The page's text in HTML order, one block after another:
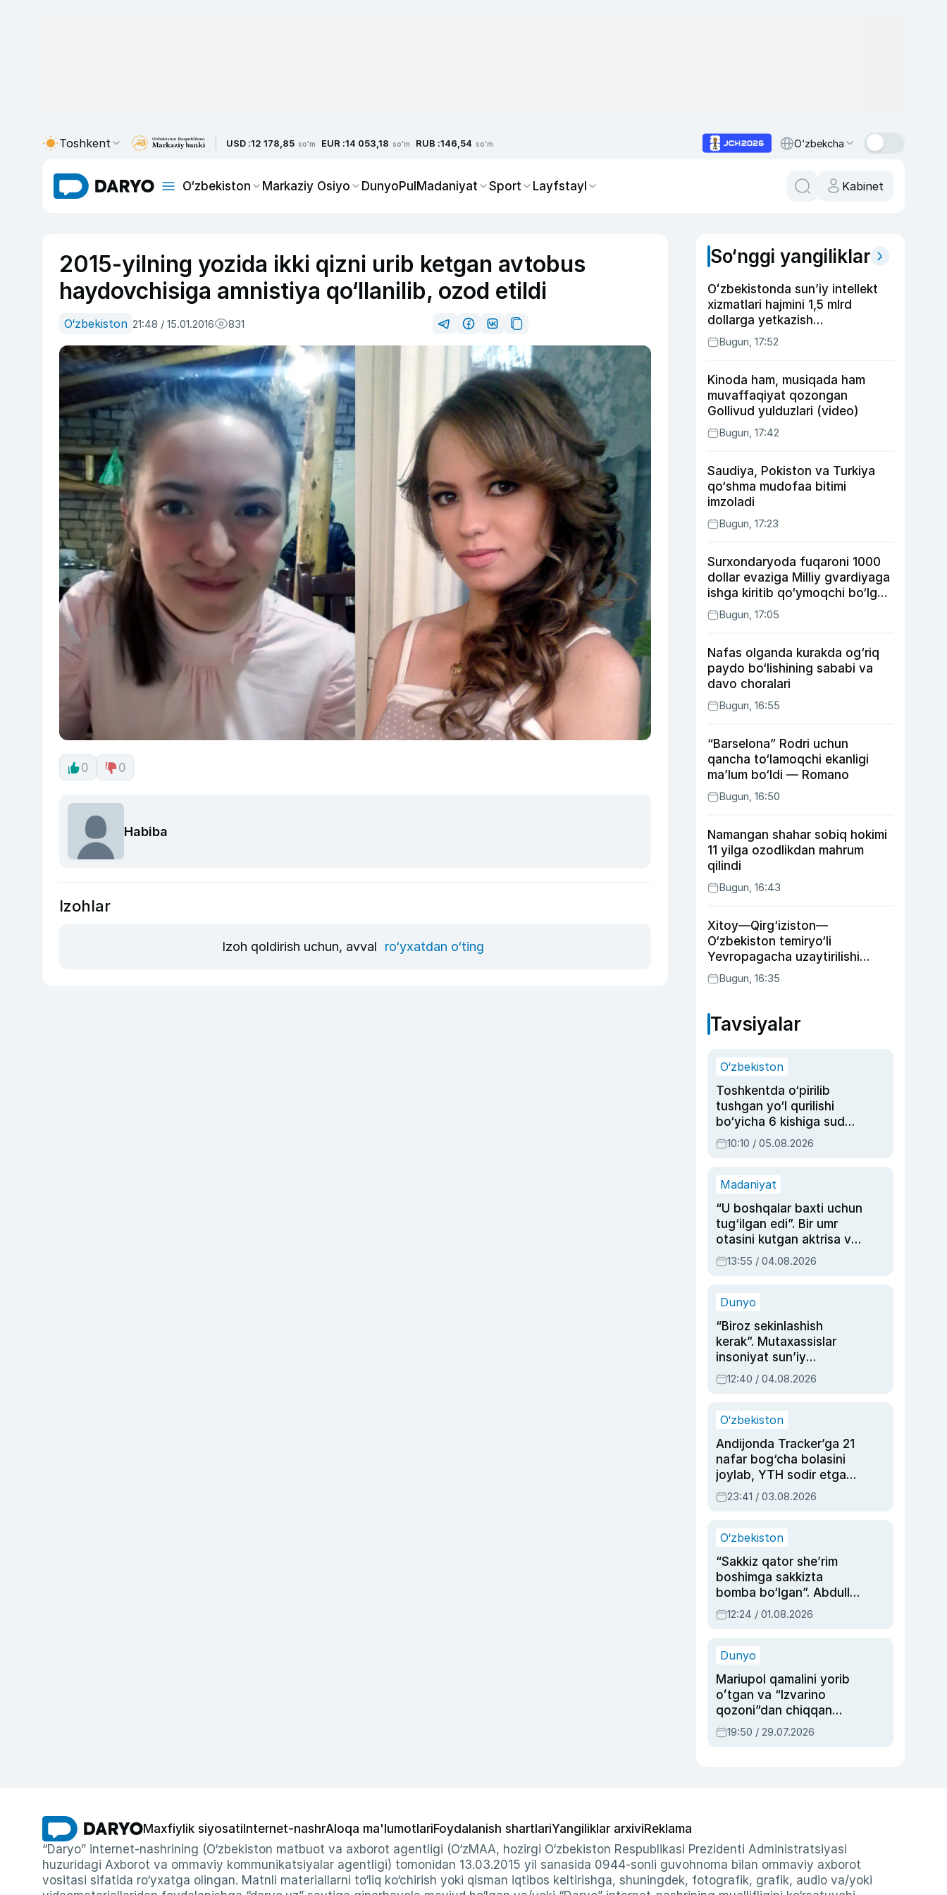
Toshkent USD :12 178,85 so'm EUR :14 053,18 so'm RUB :146,54 so'm O‘zbekcha
O‘zbekiston Markaziy Osiyo DunyoPulMadaniyat Sport Layfstayl Kabinet
2015-yilning yozida ikki qizni urib ketgan avtobus
haydovchisiga amnistiya qo‘llanilib, ozod etildi
O‘zbekiston 21:48 / 15.01.2016 831
0 0
Habiba
Izohlar
Izoh qoldirish uchun, avval ro‘yxatdan o‘ting
So‘nggi yangiliklar
Oʻzbekistonda sunʼiy intellekt
xizmatlari hajmini 1,5 mlrd
dollarga yetkazish
rejalashtirilmoqda
Bugun, 17:52
Kinoda ham, musiqada ham
muvaffaqiyat qozongan
Gollivud yulduzlari (video)
Bugun, 17:42
Saudiya, Pokiston va Turkiya
qo‘shma mudofaa bitimi
imzoladi
Bugun, 17:23
Surxondaryoda fuqaroni 1000
dollar evaziga Milliy gvardiyaga
ishga kiritib qo‘ymoqchi bo‘lgan
shaxs ushlandi
Bugun, 17:05
Nafas olganda kurakda og‘riq
paydo bo‘lishining sababi va
davo choralari
Bugun, 16:55
“Barselona” Rodri uchun
qancha to‘lamoqchi ekanligi
ma’lum bo‘ldi — Romano
Bugun, 16:50
Namangan shahar sobiq hokimi
11 yilga ozodlikdan mahrum
qilindi
Bugun, 16:43
Xitoy—Qirg‘iziston—
O‘zbekiston temiryo‘li
Yevropagacha uzaytirilishi
mumkin
Bugun, 16:35
Tavsiyalar
O‘zbekiston
Toshkentda o‘pirilib
tushgan yo‘l qurilishi
bo‘yicha 6 kishiga sud
hukmi o‘qildi
10:10 / 05.08.2026
Madaniyat
“U boshqalar baxti uchun
tug‘ilgan edi”. Bir umr
otasini kutgan aktrisa va
dublyaj ustasi Rimma
Ahmedovaning
13:55 / 04.08.2026
Dunyo
“Biroz sekinlashish
kerak”. Mutaxassislar
insoniyat sun’iy
intellektni boshqara
olmay qolishidan xavotir
12:40 / 04.08.2026
O‘zbekiston
Andijonda Tracker’ga 21
nafar bog‘cha bolasini
joylab, YTH sodir etgan
ayolga sud hukmi o‘qildi
23:41 / 03.08.2026
O‘zbekiston
“Sakkiz qator she’rim
boshimga sakkizta
bomba bo‘lgan”. Abdulla
Oripovni siyosiy
ayblovlardan asrab
12:24 / 01.08.2026
Dunyo
Mariupol qamalini yorib
oʻtgan va “Izvarino
qozoni”dan chiqqan
qahramon — Ukraina
armiyasi bosh
19:50 / 29.07.2026
Maxfiylik siyosati Internet-nashrAloqa ma'lumotlariFoydalanish shartlariYangiliklar arxiviReklama
“Daryo” internet-nashrining (O‘zbekiston matbuot va axborot agentligi (O‘zMAA, hozirgi O‘zbekiston Respublikasi Prezidenti Administratsiyasi
huzuridagi Axborot va ommaviy kommunikatsiyalar agentligi) tomonidan 13.03.2015 yil sanasida 0944-sonli guvohnoma bilan ommaviy axborot
vositasi sifatida ro‘yxatga olingan. Matnli materiallarni to‘liq ko‘chirish yoki qisman iqtibos keltirishga, shuningdek, fotografik, grafik, audio va/yoki